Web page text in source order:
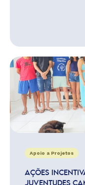
Apoio a Projetos
AÇÕES
JUVENTUDES